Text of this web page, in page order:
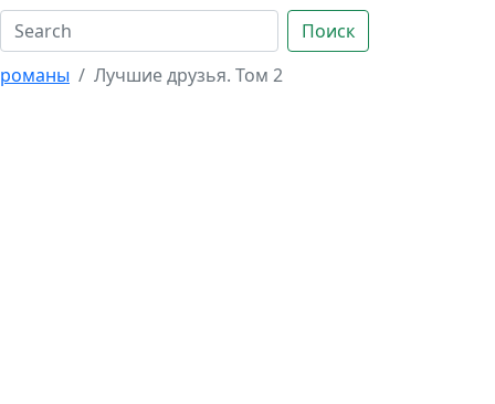
Поиск
Лучшие друзья. Том 2